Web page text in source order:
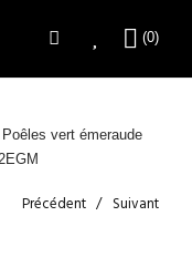
vert émeraude
Précédent Suivant